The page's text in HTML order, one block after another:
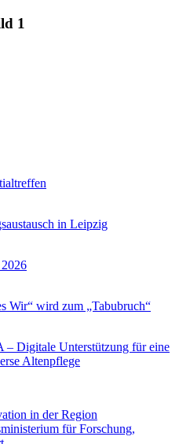
1
in Leipzig
Wir“ wird zum „Tabubruch“
– Digitale Unterstützung für eine
Altenpflege